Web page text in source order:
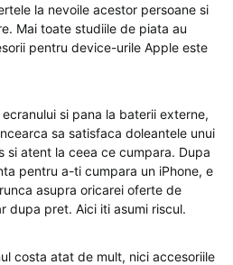
la nevoile acestor persoane si
Mai toate studiile de piata au
pentru device-urile Apple este
si pana la baterii externe,
sa satisfaca doleantele unui
si atent la ceea ce cumpara. Dupa
pentru a-ti cumpara un iPhone, e
asupra oricarei oferte de
dupa pret. Aici iti asumi riscul.
costa atat de mult, nici accesoriile